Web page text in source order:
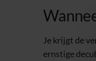
Je krijgt de
ernstige